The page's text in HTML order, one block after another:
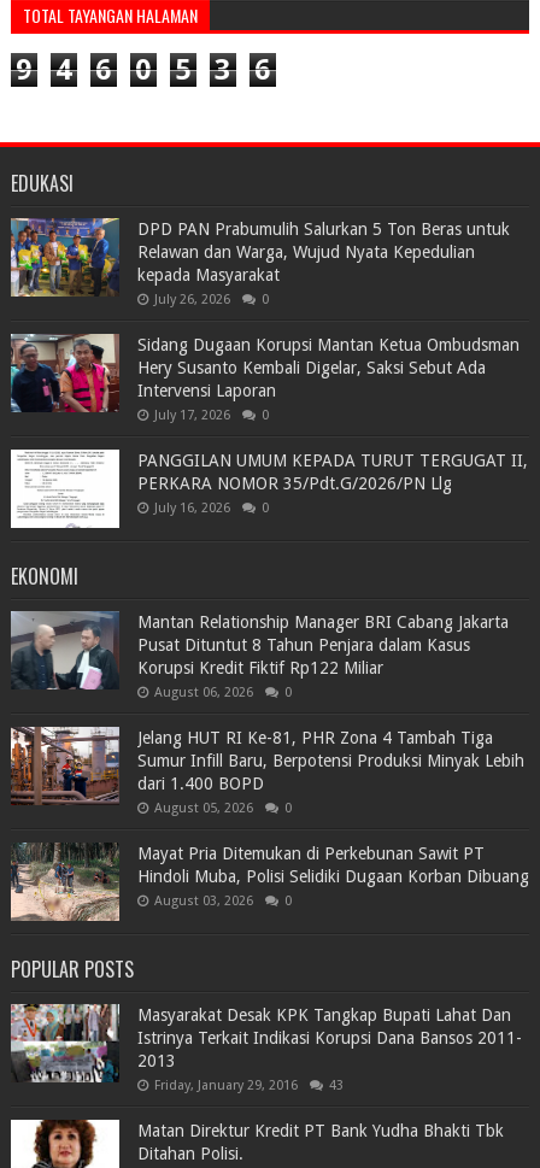
TOTAL TAYANGAN HALAMAN
9 4 6 0 5 3 6
EDUKASI
DPD PAN Prabumulih Salurkan 5 Ton Beras untuk
Relawan dan Warga, Wujud Nyata Kepedulian
kepada Masyarakat
July 26, 2026 0
Sidang Dugaan Korupsi Mantan Ketua Ombudsman
Hery Susanto Kembali Digelar, Saksi Sebut Ada
Intervensi Laporan
July 17, 2026 0
PANGGILAN UMUM KEPADA TURUT TERGUGAT II,
PERKARA NOMOR 35/Pdt.G/2026/PN Llg
July 16, 2026 0
EKONOMI
Mantan Relationship Manager BRI Cabang Jakarta
Pusat Dituntut 8 Tahun Penjara dalam Kasus
Korupsi Kredit Fiktif Rp122 Miliar
August 06, 2026 0
Jelang HUT RI Ke-81, PHR Zona 4 Tambah Tiga
Sumur Infill Baru, Berpotensi Produksi Minyak Lebih
dari 1.400 BOPD
August 05, 2026 0
Mayat Pria Ditemukan di Perkebunan Sawit PT
Hindoli Muba, Polisi Selidiki Dugaan Korban Dibuang
August 03, 2026 0
POPULAR POSTS
Masyarakat Desak KPK Tangkap Bupati Lahat Dan
Istrinya Terkait Indikasi Korupsi Dana Bansos 2011-
2013
Friday, January 29, 2016 43
Matan Direktur Kredit PT Bank Yudha Bhakti Tbk
Ditahan Polisi.